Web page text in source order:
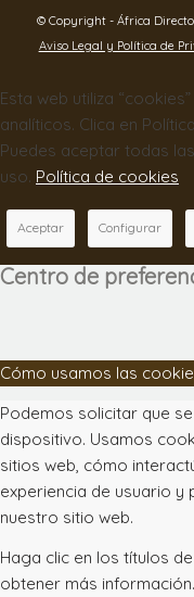
© Copyright - África Directo
Aviso Legal y Política de
Esta web utiliza
analíticos. Clica en
Puedes aceptar todas
uso. Política de cookies
Aceptar Configurar
Centro de
Cómo usamos las
Podemos solicitar que
dispositivo. Usamos
sitios web, cómo
experiencia de usuario y
nuestro sitio web.
Haga clic en los títulos
obtener más